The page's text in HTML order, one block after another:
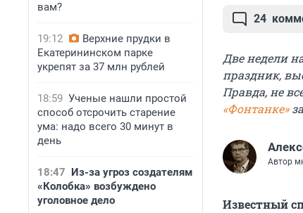
вам?
19:12
Верхние прудки в
Екатерининском парке
укрепят за 37 млн рублей
18:59 Ученые нашли простой
способ отсрочить старение
ума: надо всего 30 минут в
день
18:47 Из-за угроз создателям
«Колобка» возбуждено
уголовное дело
24
Две недели
праздник,
Правда, не
«Фонтанке»
Автор
Известный